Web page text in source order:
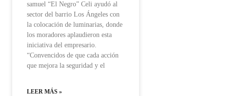
samuel “El Negro” Celi ayudó al
sector del barrio Los Ángeles con
la colocación de luminarias, donde
los moradores aplaudieron esta
iniciativa del empresario.
“Convencidos de que cada acción
que mejora la seguridad y el
LEER MÁS »